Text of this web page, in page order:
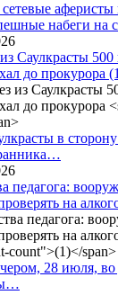
набеги на
Саулкрасты 500
до прокурора
в
педагога:
на
28 июля,